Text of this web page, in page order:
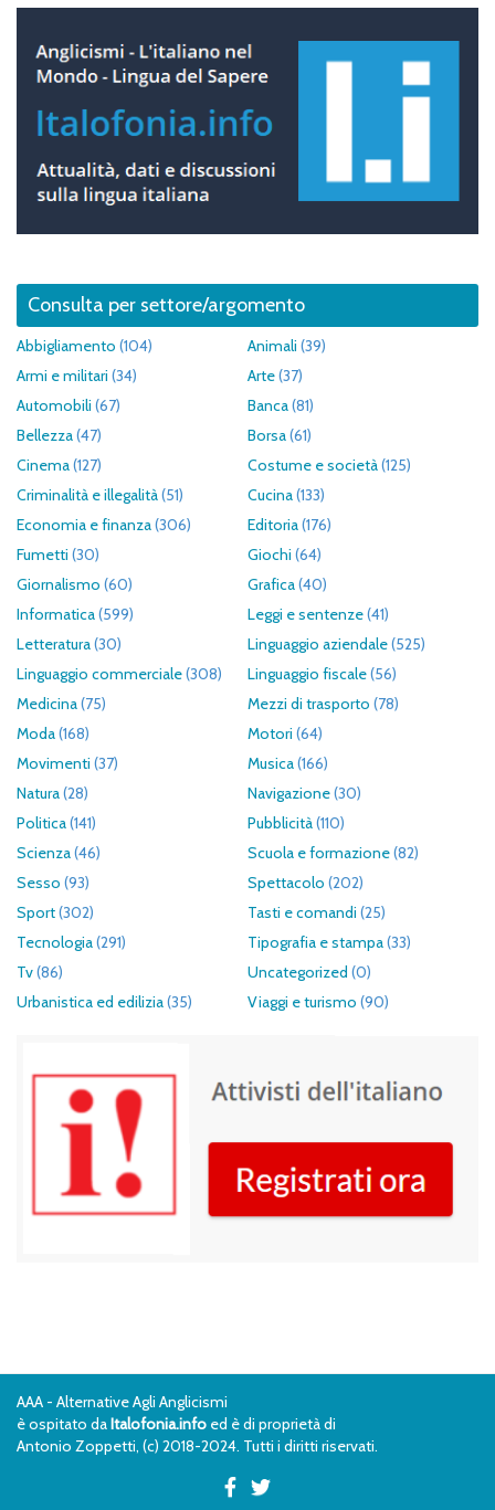
Consulta per settore/argomento
Abbigliamento (104) Animali (39)
Armi e militari (34) Arte(37)
Automobili (67) Banca(81)
Bellezza(47) Borsa(61)
Cinema(127) Costume e società(125)
Criminalità e illegalità(51) Cucina(133)
Economia e finanza(306) Editoria(176)
Fumetti (30) Giochi (64)
Giornalismo (60) Grafica(40)
Informatica(599) Leggi e sentenze(41)
Letteratura(30) Linguaggio aziendale(525)
Linguaggio commerciale(308) Linguaggio fiscale(56)
Medicina(75) Mezzi di trasporto (78)
Moda(168) Motori (64)
Movimenti (37) Musica(166)
Natura(28) Navigazione(30)
Politica(141) Pubblicità(110)
Scienza(46) Scuola e formazione(82)
Sesso (93) Spettacolo (202)
Sport(302) Tasti e comandi (25)
Tecnologia(291) Tipografia e stampa(33)
Tv(86) Uncategorized (0)
Urbanistica ed edilizia(35) Viaggi e turismo (90)
AAA - Alternative Agli Anglicismi
è ospitato daItalofonia.info ed è di proprietà di
Antonio Zoppetti, (c) 2018-2024. Tutti i diritti riservati.